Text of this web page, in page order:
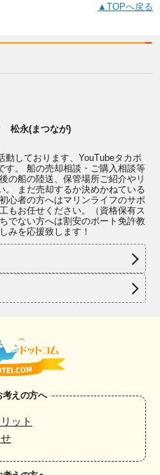
▲TOPへ戻る
松永(まつなが)
動しております、YouTubeタカポ
す。 船の売却相談・ご購入相談等
の船の陸送、保管場所ご紹介やリ
。 まだ売却するか決めかねている
心者の方へはマリンライフのサポ
もお任せください。（資格保有ス
でない方へは割安のボート免許教
みを応援致します！
考えの方へ
ット